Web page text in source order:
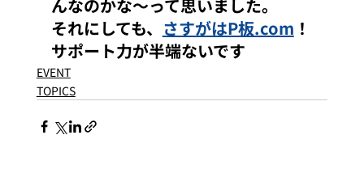
んなのかな～って思いました。
それにしても、 さすがはP板.com ！
サポート力が半端ないです
EVENT
TOPICS